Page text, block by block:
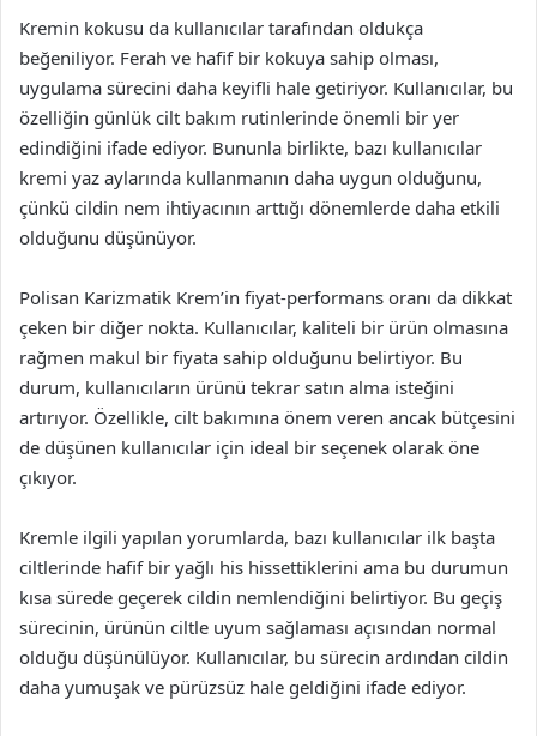
Kremin kokusu da kullanıcılar tarafından oldukça
beğeniliyor. Ferah ve hafif bir kokuya sahip olması,
uygulama sürecini daha keyifli hale getiriyor. Kullanıcılar, bu
özelliğin günlük cilt bakım rutinlerinde önemli bir yer
edindiğini ifade ediyor. Bununla birlikte, bazı kullanıcılar
kremi yaz aylarında kullanmanın daha uygun olduğunu,
çünkü cildin nem ihtiyacının arttığı dönemlerde daha etkili
olduğunu düşünüyor.
Polisan Karizmatik Krem’in fiyat-performans oranı da dikkat
çeken bir diğer nokta. Kullanıcılar, kaliteli bir ürün olmasına
rağmen makul bir fiyata sahip olduğunu belirtiyor. Bu
durum, kullanıcıların ürünü tekrar satın alma isteğini
artırıyor. Özellikle, cilt bakımına önem veren ancak bütçesini
de düşünen kullanıcılar için ideal bir seçenek olarak öne
çıkıyor.
Kremle ilgili yapılan yorumlarda, bazı kullanıcılar ilk başta
ciltlerinde hafif bir yağlı his hissettiklerini ama bu durumun
kısa sürede geçerek cildin nemlendiğini belirtiyor. Bu geçiş
sürecinin, ürünün ciltle uyum sağlaması açısından normal
olduğu düşünülüyor. Kullanıcılar, bu sürecin ardından cildin
daha yumuşak ve pürüzsüz hale geldiğini ifade ediyor.